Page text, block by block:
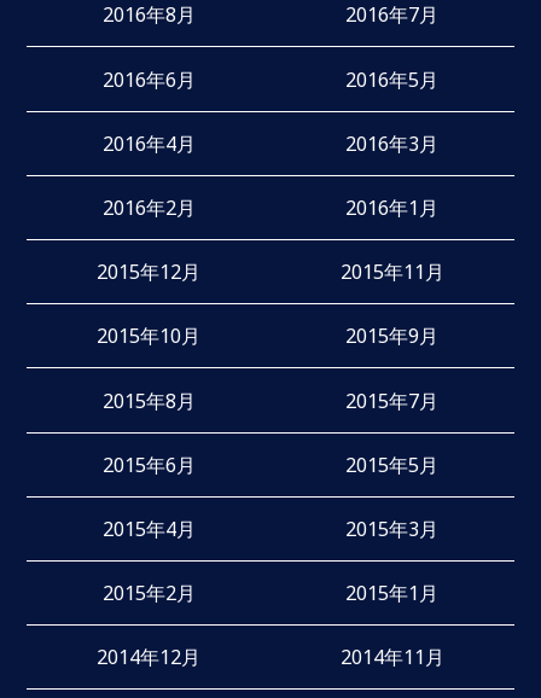
2016年8月 2016年7月
2016年6月 2016年5月
2016年4月 2016年3月
2016年2月 2016年1月
2015年12月 2015年11月
2015年10月 2015年9月
2015年8月 2015年7月
2015年6月 2015年5月
2015年4月 2015年3月
2015年2月 2015年1月
2014年12月 2014年11月